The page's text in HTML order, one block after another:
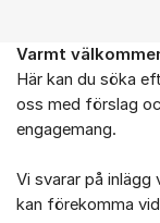
Om forumet
Varmt
Här kan du söka
oss med förslag
engagemang.
Vi svarar på inlägg
kan förekomma